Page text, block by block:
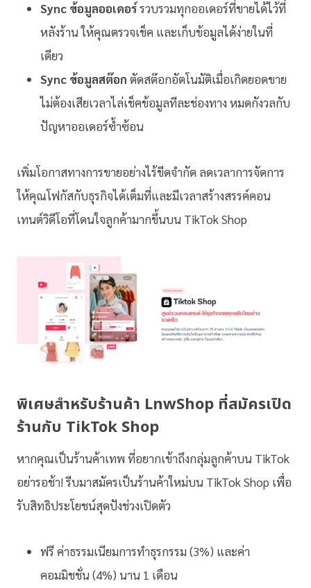
Sync ข้อมูลออเดอร์รวบรวมทุกออเดอร์ที่ขายได้ไว้ที่
หลังร้าน ให้คุณตรวจเช็ค และเก็บข้อมูลได้ง่ายในที่
เดียว
Sync ข้อมูลสต๊อก ตัดสต๊อกอัตโนมัติเมื่อเกิดยอดขาย
ไม่ต้องเสียเวลาไล่เช็คข้อมูลทีละช่องทาง หมดกังวลกับ
ปัญหาออเดอร์ซ้ำซ้อน
เพิ่มโอกาสทางการขายอย่างไร้ขีดจำกัด ลดเวลาการจัดการ
ให้คุณโฟกัสกับธุรกิจได้เต็มที่และมีเวลาสร้างสรรค์คอน
เทนต์วิดีโอที่โดนใจลูกค้ามากขึ้นบน TikTok Shop
พิเศษสำหรับร้านค้า LnwShop ที่สมัครเปิด
ร้านกับ TikTok Shop
หากคุณเป็นร้านค้าเทพ ที่อยากเข้าถึงกลุ่มลูกค้าบน TikTok
อย่ารอช้า! รีบมาสมัครเป็นร้านค้าใหม่บน TikTok Shop เพื่อ
รับสิทธิประโยชน์สุดปังช่วงเปิดตัว
ฟรี ค่าธรรมเนียมการทำธุรกรรม (3%) และค่า
คอมมิชชั่น (4%) นาน 1 เดือน